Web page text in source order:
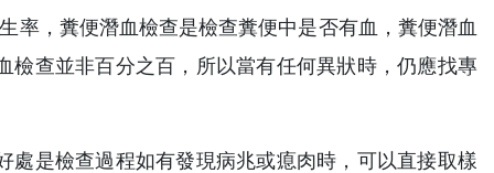
率，糞便潛血檢查是檢查糞便中是否有血，糞便潛血
查並非百分之百，所以當有任何異狀時，仍應找專
是檢查過程如有發現病兆或瘜肉時，可以直接取樣